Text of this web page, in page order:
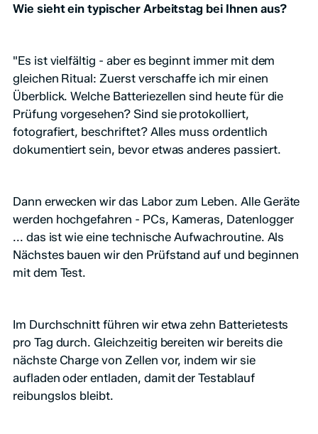
Wie sieht ein typischer Arbeitstag bei Ihnen aus?
"Es ist vielfältig - aber es beginnt immer mit dem
gleichen Ritual: Zuerst verschaffe ich mir einen
Überblick. Welche Batteriezellen sind heute für die
Prüfung vorgesehen? Sind sie protokolliert,
fotografiert, beschriftet? Alles muss ordentlich
dokumentiert sein, bevor etwas anderes passiert.
Dann erwecken wir das Labor zum Leben. Alle Geräte
werden hochgefahren - PCs, Kameras, Datenlogger
... das ist wie eine technische Aufwachroutine. Als
Nächstes bauen wir den Prüfstand auf und beginnen
mit dem Test.
Im Durchschnitt führen wir etwa zehn Batterietests
pro Tag durch. Gleichzeitig bereiten wir bereits die
nächste Charge von Zellen vor, indem wir sie
aufladen oder entladen, damit der Testablauf
reibungslos bleibt.